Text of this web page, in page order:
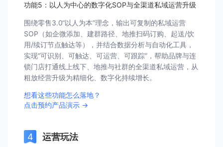
功能5：以人为中心的数字化SOP与全渠道私域运营升级
围绕零售3.0“以人为本”理念，输出可复制的私域运营
SOP（如企微添加、建群路径、地推扫码订购、起送/饮
用/续订节点触达等），并结合数据分析与自动化工具，
实现“可识别、可触达、可运营、可跟踪”，帮助品牌与连
锁门店打通线上线下、地推与社群的全渠道私域运营，从
粗放经营升级为精细化、数字化持续增长。
想看这些功能怎么落地？
点击预约产品演示 →
运营玩法